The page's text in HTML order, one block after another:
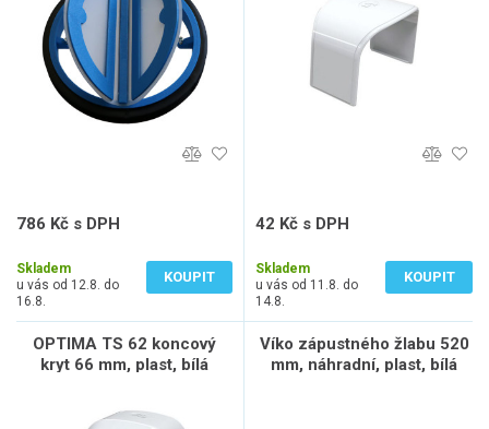
786 Kč s DPH
Skladem
u vás od 12.8. do
16.8.
KOUPIT
42 Kč s DPH
Skladem
u vás od 11.8. do
14.8.
KOUPIT
OPTIMA TS 62 koncový
kryt 66 mm, plast, bílá
Víko zápustného žlabu 520
mm, náhradní, plast, bílá